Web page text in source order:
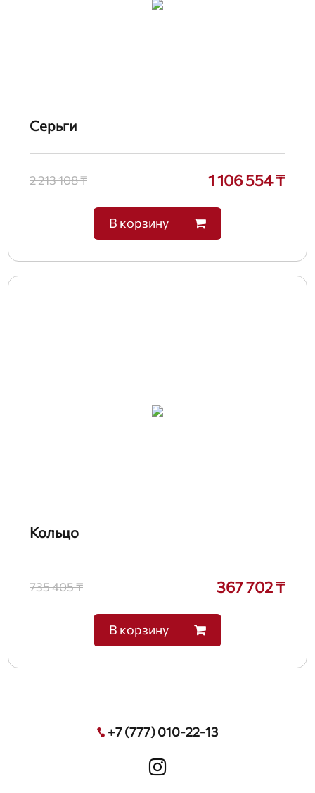
Серьги
2 213 108 ₸ 1 106 554 ₸
В корзину
Кольцо
735 405 ₸ 367 702 ₸
В корзину
+7 (777) 010-22-13